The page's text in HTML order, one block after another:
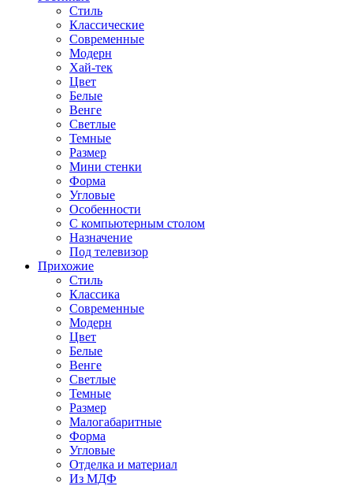
Стиль
Классические
Современные
Модерн
Хай-тек
Цвет
Белые
Венге
Светлые
Темные
Размер
Мини стенки
Форма
Угловые
Особенности
С компьютерным столом
Назначение
Под телевизор
Прихожие
Стиль
Классика
Современные
Модерн
Цвет
Белые
Венге
Светлые
Темные
Размер
Малогабаритные
Форма
Угловые
Отделка и материал
Из МДФ